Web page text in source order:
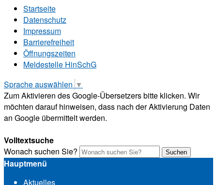
Startseite
Datenschutz
Impressum
Barrierefreiheit
Öffnungszeiten
Meldestelle HinSchG
Sprache auswählen ▼
Zum Aktivieren des Google-Übersetzers bitte klicken. Wir
möchten darauf hinweisen, dass nach der Aktivierung Daten
an Google übermittelt werden.
Volltextsuche
Wonach suchen Sie?
Suchen
Hauptmenü
Aktuelles